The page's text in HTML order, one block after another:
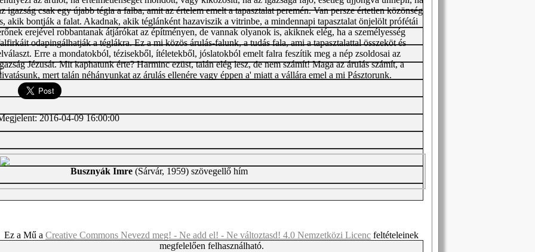
igazság csak egy újabb tégla a falba, amit az értelem emelt a tapasztalat peremén. Van persze értetlen közönség
akik bontják a falat. Akadnak, akik téglánként hazaviszik a vitrinbe, a mindennapi tapasztalat önjelölt prófétái
erejével robbantanak átjárókat az építményen, de vannak olyanok is, akiknek elég, ha a személyesség
odapingálhatják a téglákra. Ez a mi közös árulás-falunk, a tudás fala, ami a tapasztalattal összeköt és
Erre a mondatokból, tézisekből, ítéletekből, jóslatokból emelt falra feszítik meg a nép zsoldosai az
Jézusát. Mit kaphatunk érte? Harminc ezüst, talán elég lesz, de nem számít! Maga az árulás számít, a
mert talán néhányunkat az árulás ellenére vagy éppen a' miatt a vállára emel a mi Pásztorunk.
2016-04-09 16:00:00
Busznyák Imre (Sárvár, 1959) szövegellő hím
Ez a Mű a Creative Commons Nevezd meg! - Ne add el! - Ne változtasd! 4.0 Nemzetközi Licenc feltételeinek
megfelelően felhasználható.